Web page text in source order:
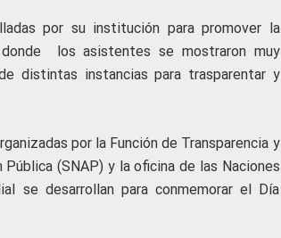
por su institución para promover la
los asistentes se mostraron muy
distintas instancias para trasparentar y
por la Función de Transparencia y
(SNAP) y la oficina de las Naciones
se desarrollan para conmemorar el Día